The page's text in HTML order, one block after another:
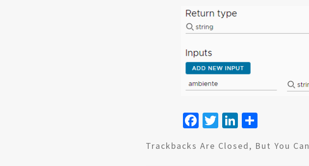
Fa
b
T
tt
Li
ke ar
Trackbacks Are Closed, But You Can